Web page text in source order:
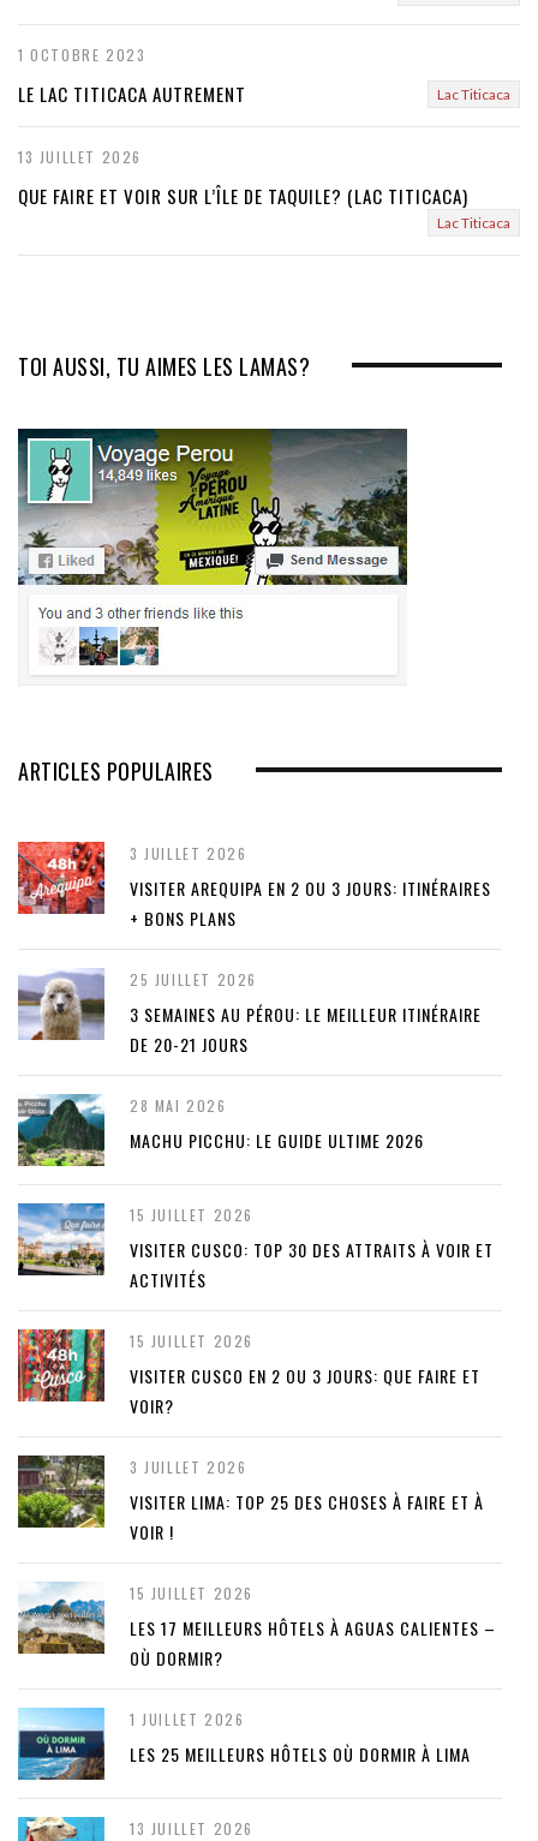
1 OCTOBRE 2023
LE LAC TITICACA AUTREMENT Lac Titicaca
13 JUILLET 2026
QUE FAIRE ET VOIR SUR L’ÎLE DE TAQUILE? (LAC TITICACA)
Lac Titicaca
TOI AUSSI, TU AIMES LES LAMAS?
ARTICLES POPULAIRES
3 JUILLET 2026
VISITER AREQUIPA EN 2 OU 3 JOURS: ITINÉRAIRES
+ BONS PLANS
25 JUILLET 2026
3 SEMAINES AU PÉROU: LE MEILLEUR ITINÉRAIRE
DE 20-21 JOURS
28 MAI 2026
MACHU PICCHU: LE GUIDE ULTIME 2026
15 JUILLET 2026
VISITER CUSCO: TOP 30 DES ATTRAITS À VOIR ET
ACTIVITÉS
15 JUILLET 2026
VISITER CUSCO EN 2 OU 3 JOURS: QUE FAIRE ET
VOIR?
3 JUILLET 2026
VISITER LIMA: TOP 25 DES CHOSES À FAIRE ET À
VOIR !
15 JUILLET 2026
LES 17 MEILLEURS HÔTELS À AGUAS CALIENTES –
OÙ DORMIR?
1 JUILLET 2026
LES 25 MEILLEURS HÔTELS OÙ DORMIR À LIMA
13 JUILLET 2026